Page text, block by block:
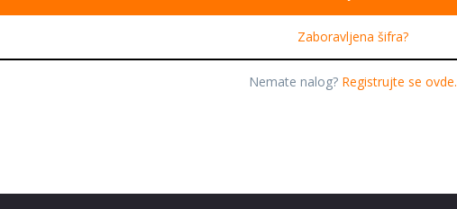
Zaboravljena šifra?
Nemate nalog? Registrujte se ovde.